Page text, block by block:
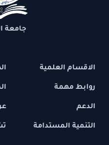
جامعة
الاقسام العلمية
روابط مهمة
الدعم
التنمية المستدامة